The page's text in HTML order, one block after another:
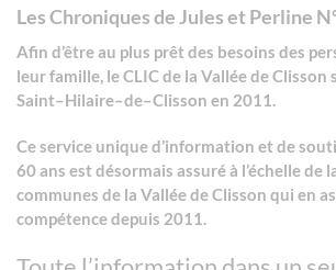
Les Chroniques de Jules et Perline
Afin d’être au plus prêt des besoins des
leur famille, le CLIC de la Vallée de Clisson
Saint–Hilaire–de–Clisson en 2011.
Ce service unique d’information et de
60 ans est désormais assuré à l’échelle de
communes de la Vallée de Clisson qui en
compétence depuis 2011.